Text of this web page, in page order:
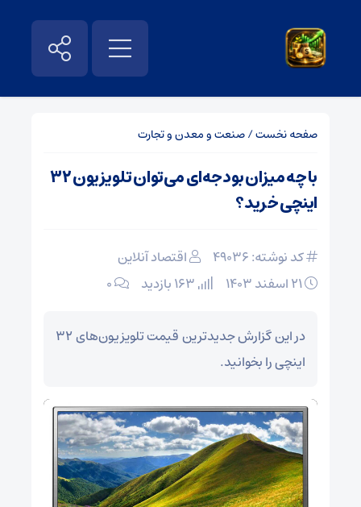
صفحه نخست/صنعت و معدن و تجارت
با چه میزان بودجه‌ای می‌توان تلویزیون ۳۲
اینچی خرید؟
کد نوشته: 49036
اقتصاد آنلاین
۰
در این گزارش جدیدترین قیمت تلویزیون‌های ۳۲
اینچی را بخوانید.